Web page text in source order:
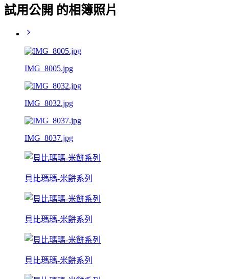
試用公開 的相簿照片
IMG_8005.jpg
IMG_8032.jpg
IMG_8037.jpg
貝比瑪瑪-米餅系列
貝比瑪瑪-米餅系列
貝比瑪瑪-米餅系列